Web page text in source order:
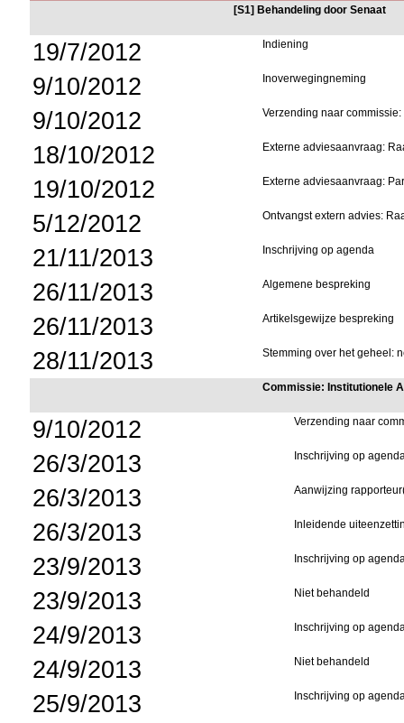
[S1] Behandeling door Senaat
19/7/2012 Indiening
9/10/2012 Inoverwegingneming
9/10/2012 Verzending naar
18/10/2012 Externe adviesaanvraag:
19/10/2012 Externe adviesaanvraag:
5/12/2012 Ontvangst extern advies:
21/11/2013 Inschrijving op agenda
26/11/2013 Algemene bespreking
26/11/2013 Artikelsgewijze bespreking
28/11/2013 Stemming over het geheel:
Commissie: Institutionele
9/10/2012 Verzending naar
26/3/2013 Inschrijving op
26/3/2013 Aanwijzing
26/3/2013 Inleidende
23/9/2013 Inschrijving op
23/9/2013 Niet behandeld
24/9/2013 Inschrijving op
24/9/2013 Niet behandeld
25/9/2013 Inschrijving op